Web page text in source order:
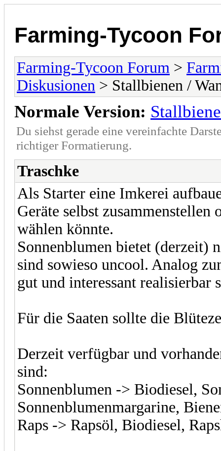
Farming-Tycoon
Farming-Tycoon Forum >
Diskusionen > Stallbienen /
Normale Version:
Du siehst gerade eine vereinfachte
richtiger Formatierung.
Traschke
Als Starter eine Imkerei
Geräte selbst zusammenstellen
wählen könnte.
Sonnenblumen bietet (derzeit)
sind sowieso uncool. Analog
gut und interessant realisierbar
Für die Saaten sollte die
Derzeit verfügbar und
sind:
Sonnenblumen -> Biodiesel,
Sonnenblumenmargarine,
Raps -> Rapsöl, Biodiesel,